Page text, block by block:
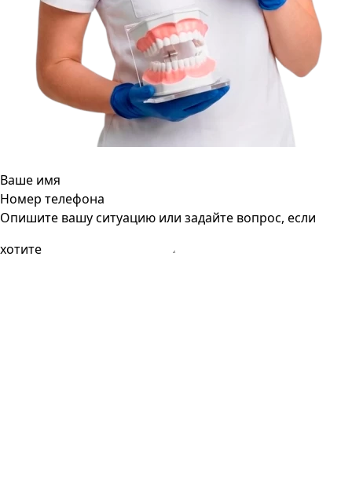
Ваше имя
Номер телефона
Опишите вашу ситуацию или задайте вопрос, если
хотите